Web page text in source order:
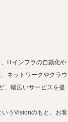
ITインフラの自動化や
ネットワークやクラウ
、幅広いサービスを提
いうVisionのもと、お客